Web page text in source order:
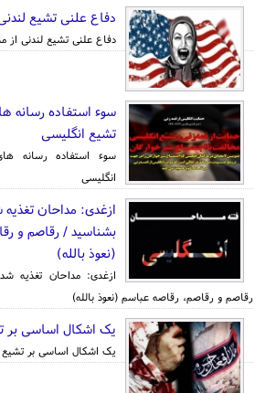
دفاع علنی تشیع
دفاع علنی تشیع لندنی از
سوء استفاده رسانه
تشیع انگلیسی
سوء استفاده رسانه
انگلیسی
ازغدی: مداحان
بشناسید / رقاصم و
(نعوذ بالله)
ازغدی: مداحان تغذیه
رقاصم و رقاصم، رقاصه عباسم (نعوذ بالله)
یک اشکال اساسی بر
یک اشکال اساسی بر تشیع